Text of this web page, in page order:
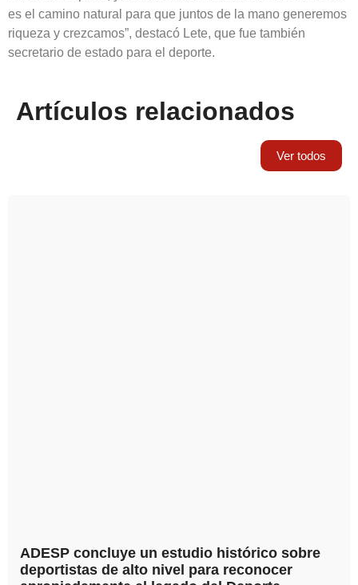
es el camino natural para que juntos de la mano generemos
riqueza y crezcamos”, destacó Lete, que fue también
secretario de estado para el deporte.
Artículos relacionados
Ver todos
ADESP concluye un estudio histórico sobre
deportistas de alto nivel para reconocer